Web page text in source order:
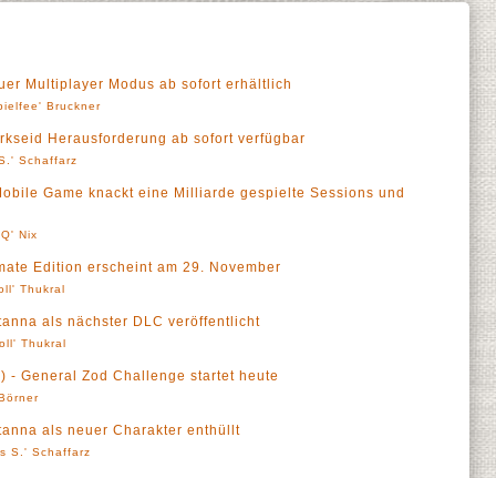
Multiplayer Modus ab sofort erhältlich
Bruckner
Herausforderung ab sofort verfügbar
Schaffarz
Game knackt eine Milliarde gespielte Sessions und
Nix
Edition erscheint am 29. November
Thukral
als nächster DLC veröffentlicht
Thukral
- General Zod Challenge startet heute
als neuer Charakter enthüllt
S.' Schaffarz